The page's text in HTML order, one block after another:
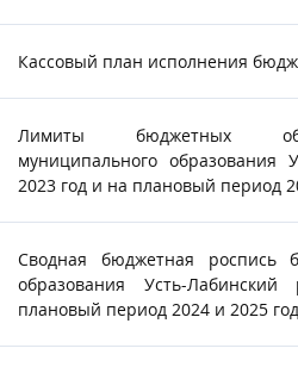
Кассовый план исполнения
Лимиты бюджетных
муниципального образования
2023 год и на плановый период
Сводная бюджетная роспись
образования Усть-
плановый период 2024 и 2025